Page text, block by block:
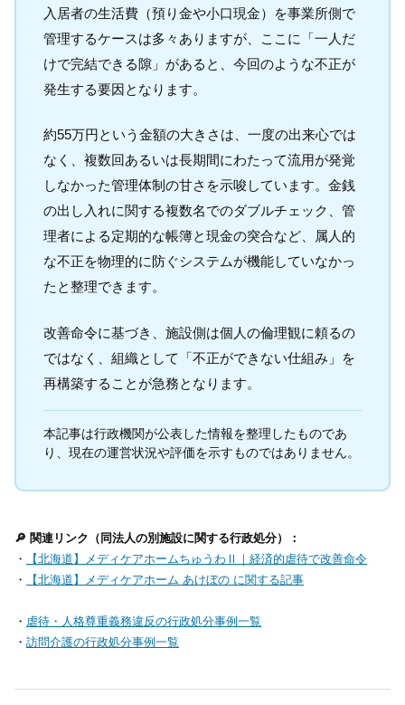
入居者の生活費（預り金や小口現金）を事業所側で
管理するケースは多々ありますが、ここに「一人だ
けで完結できる隙」があると、今回のような不正が
発生する要因となります。
約55万円という金額の大きさは、一度の出来心では
なく、複数回あるいは長期間にわたって流用が発覚
しなかった管理体制の甘さを示唆しています。金銭
の出し入れに関する複数名でのダブルチェック、管
理者による定期的な帳簿と現金の突合など、属人的
な不正を物理的に防ぐシステムが機能していなかっ
たと整理できます。
改善命令に基づき、施設側は個人の倫理観に頼るの
ではなく、組織として「不正ができない仕組み」を
再構築することが急務となります。
本記事は行政機関が公表した情報を整理したものであ
り、現在の運営状況や評価を示すものではありません。
🔎 関連リンク（同法人の別施設に関する行政処分）：
・
【北海道】メディケアホームちゅうわⅡ｜経済的虐待で改善命令
・
【北海道】メディケアホーム あけぼの に関する記事
・ 虐待・人格尊重義務違反の行政処分事例一覧
・ 訪問介護の行政処分事例一覧